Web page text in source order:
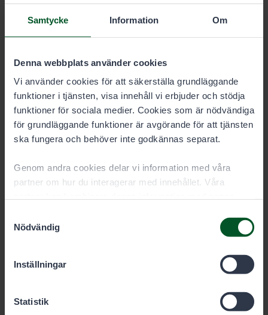
Samtycke Information Om
Denna webbplats använder cookies
Vi använder cookies för att säkerställa grundläggande
funktioner i tjänsten, visa innehåll vi erbjuder och stödja
funktioner för sociala medier. Cookies som är nödvändiga
för grundläggande funktioner är avgörande för att tjänsten
ska fungera och behöver inte godkännas separat.
Genom andra cookies delar vi information med våra
partner om hur du interagerar med innehållet. Våra
in när du har använt deras tjänster. Du kan välja vilka
Nödvändig
Inställningar
Statistik
Specialsakkunnig i fiskeärenden
Veijo Honkanen
Område Västra och Mellersta Finland,
havsområdena mellan Hangö-Karleby
Anstalt
+358405714397